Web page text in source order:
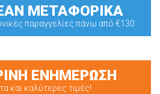
ΜΕΤΑΦΟΡΙΚΑ
παραγγελίες πάνω από €130
ΕΝΗΜΕΡΩΣΗ
και καλύτερες τιμές!